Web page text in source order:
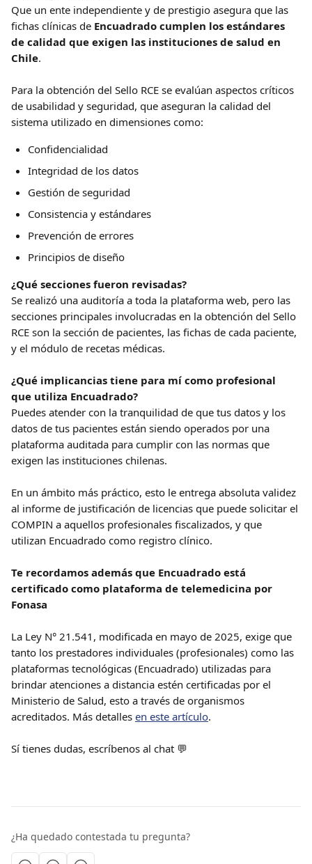
Que un ente independiente y de prestigio asegura que las
fichas clínicas de Encuadrado cumplen los estándares
de calidad que exigen las instituciones de salud en
Chile.
Para la obtención del Sello RCE se evalúan aspectos críticos
de usabilidad y seguridad, que aseguran la calidad del
sistema utilizado en dimensiones como:
Confidencialidad
Integridad de los datos
Gestión de seguridad
Consistencia y estándares
Prevención de errores
Principios de diseño
¿Qué secciones fueron revisadas?
Se realizó una auditoría a toda la plataforma web, pero las
secciones principales involucradas en la obtención del Sello
RCE son la sección de pacientes, las fichas de cada paciente,
y el módulo de recetas médicas.
¿Qué implicancias tiene para mí como profesional
que utiliza Encuadrado?
Puedes atender con la tranquilidad de que tus datos y los
datos de tus pacientes están siendo operados por una
plataforma auditada para cumplir con las normas que
exigen las instituciones chilenas.
En un ámbito más práctico, esto le entrega absoluta validez
al informe de justificación de licencias que puede solicitar el
COMPIN a aquellos profesionales fiscalizados, y que
utilizan Encuadrado como registro clínico.
Te recordamos además que Encuadrado está
certificado como plataforma de telemedicina por
Fonasa
La Ley N° 21.541, modificada en mayo de 2025, exige que
tanto los prestadores individuales (profesionales) como las
plataformas tecnológicas (Encuadrado) utilizadas para
brindar atenciones a distancia estén certificadas por el
Ministerio de Salud, esto a través de organismos
acreditados. Más detalles en este artículo.
Sí tienes dudas, escríbenos al chat 💬
¿Ha quedado contestada tu pregunta?